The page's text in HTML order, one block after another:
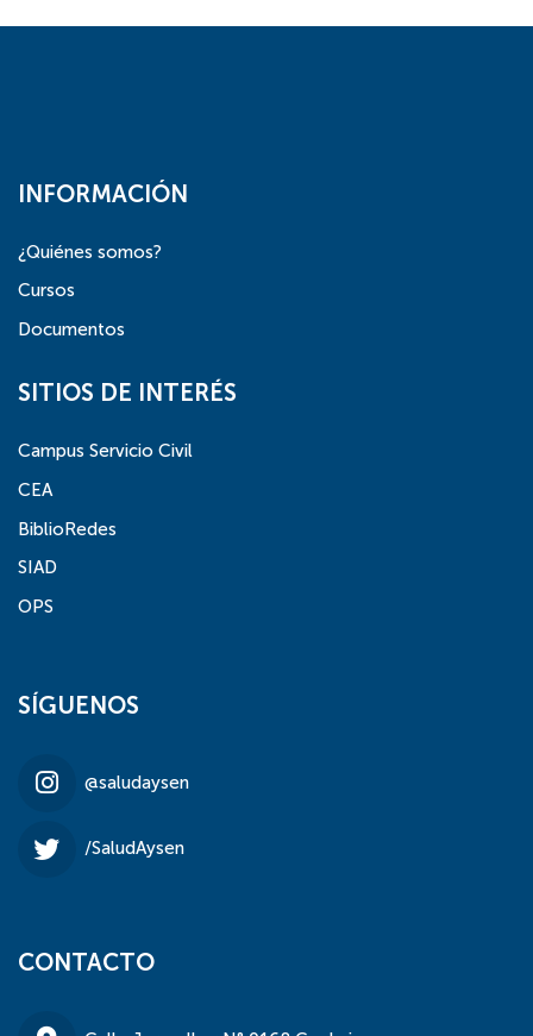
INFORMACIÓN
¿Quiénes somos?
Cursos
Documentos
SITIOS DE INTERÉS
Campus Servicio Civil
CEA
BiblioRedes
SIAD
OPS
SÍGUENOS
@saludaysen
/SaludAysen
CONTACTO